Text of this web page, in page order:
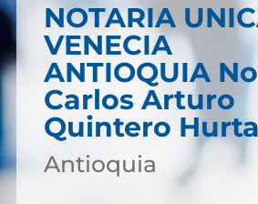
NOTARIA
VENECIA
ANTIOQUIA
Carlos Arturo
Quintero
Antioquia